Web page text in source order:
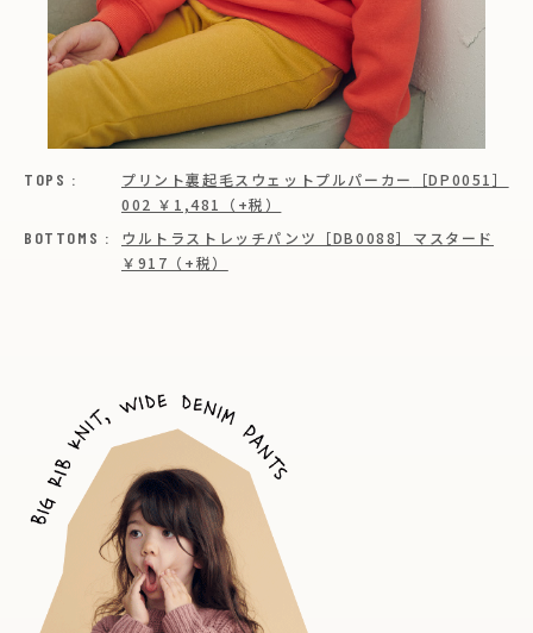
TOPS : プリント裏起毛スウェットプルパーカー
［DP0051］
002 ￥1,481（+税）
BOTTOMS :
ウルトラストレッチパンツ［DB0088］ マスタード
￥917（+税）